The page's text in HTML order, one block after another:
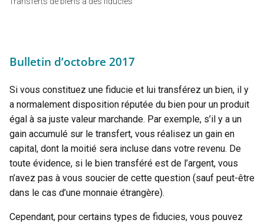
Bulletin d’octobre 2017
Si vous constituez une fiducie et lui transférez un bien, il y
a normalement disposition réputée du bien pour un produit
égal à sa juste valeur marchande. Par exemple, s’il y a un
gain accumulé sur le transfert, vous réalisez un gain en
capital, dont la moitié sera incluse dans votre revenu. De
toute évidence, si le bien transféré est de l’argent, vous
n’avez pas à vous soucier de cette question (sauf peut-être
dans le cas d’une monnaie étrangère).
Cependant, pour certains types de fiducies, vous pouvez